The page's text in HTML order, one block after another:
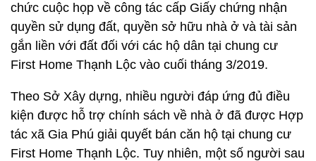
chức cuộc họp về công tác cấp Giấy chứng nhận
quyền sử dụng đất, quyền sở hữu nhà ở và tài sản
gắn liền với đất đối với các hộ dân tại chung cư
First Home Thạnh Lộc vào cuối tháng 3/2019.
Theo Sở Xây dựng, nhiều người đáp ứng đủ điều
kiện được hỗ trợ chính sách về nhà ở đã được Hợp
tác xã Gia Phú giải quyết bán căn hộ tại chung cư
First Home Thạnh Lộc. Tuy nhiên, một số người sau